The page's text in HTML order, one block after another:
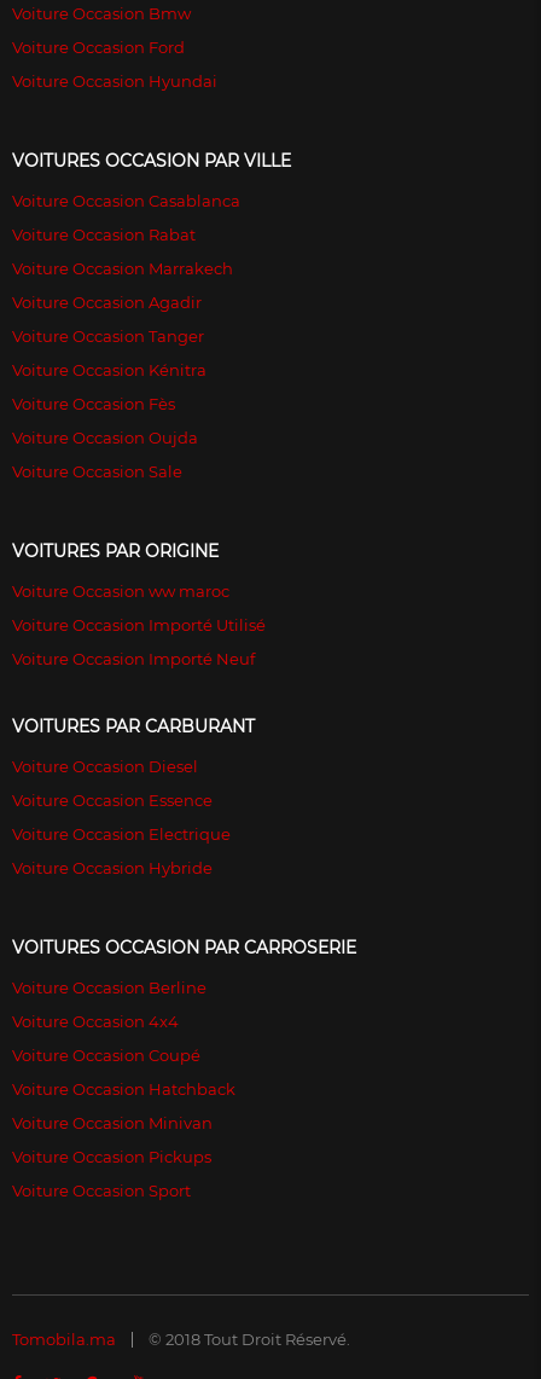
Voiture Occasion Bmw
Voiture Occasion Ford
Voiture Occasion Hyundai
VOITURES OCCASION PAR VILLE
Voiture Occasion Casablanca
Voiture Occasion Rabat
Voiture Occasion Marrakech
Voiture Occasion Agadir
Voiture Occasion Tanger
Voiture Occasion Kénitra
Voiture Occasion Fès
Voiture Occasion Oujda
Voiture Occasion Sale
VOITURES PAR ORIGINE
Voiture Occasion ww maroc
Voiture Occasion Importé Utilisé
Voiture Occasion Importé Neuf
VOITURES PAR CARBURANT
Voiture Occasion Diesel
Voiture Occasion Essence
Voiture Occasion Electrique
Voiture Occasion Hybride
VOITURES OCCASION PAR CARROSERIE
Voiture Occasion Berline
Voiture Occasion 4x4
Voiture Occasion Coupé
Voiture Occasion Hatchback
Voiture Occasion Minivan
Voiture Occasion Pickups
Voiture Occasion Sport
Tomobila.ma © 2018 Tout Droit Réservé.